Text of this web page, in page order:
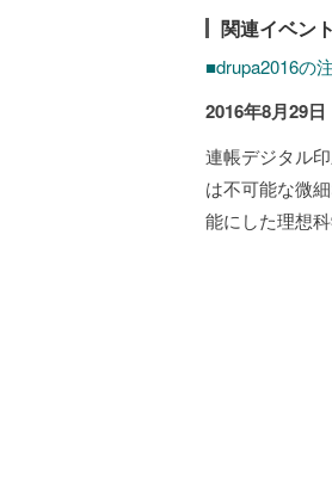
関連イベント
■drupa2016の
2016年8月29日
連帳デジタル
は不可能な微
能にした理想